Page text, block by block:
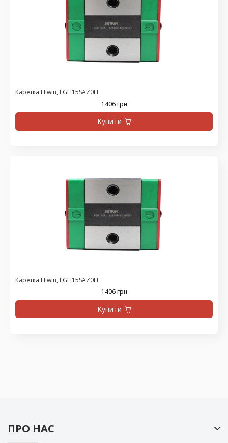
Каретка Hiwin, EGH15SAZ0H
1406 грн
Купити
Каретка Hiwin, EGH15SAZ0H
1406 грн
Купити
ПРО НАС